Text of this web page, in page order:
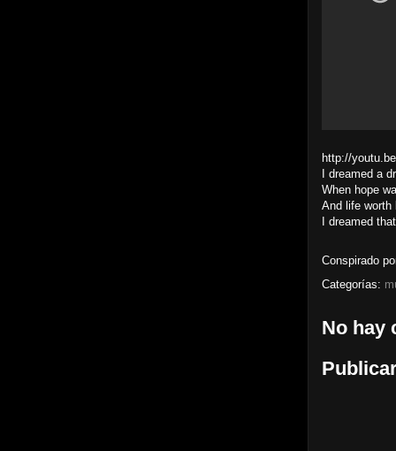
http://
I dreamed a
When hope
And life worth
I dreamed
Conspirado
Categorías:
No hay